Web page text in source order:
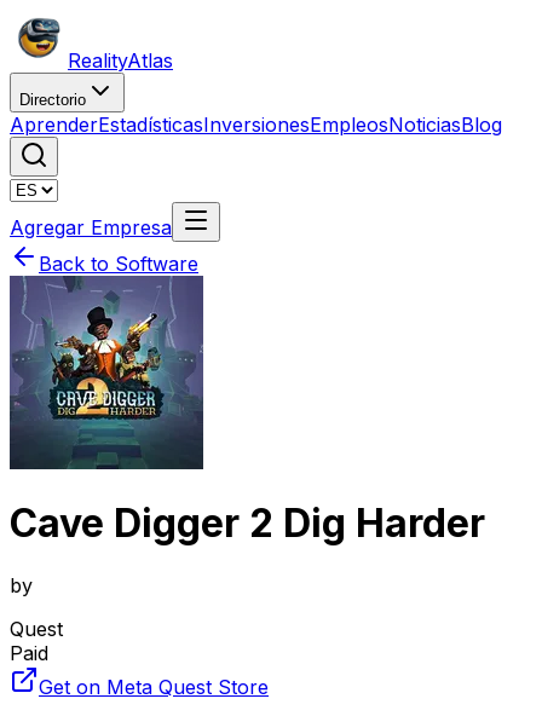
RealityAtlas
Directorio
AprenderEstadísticasInversionesEmpleosNoticiasBlog
Agregar Empresa
Back to Software
Cave Digger 2 Dig Harder
by
Quest
Paid
Get on Meta Quest Store